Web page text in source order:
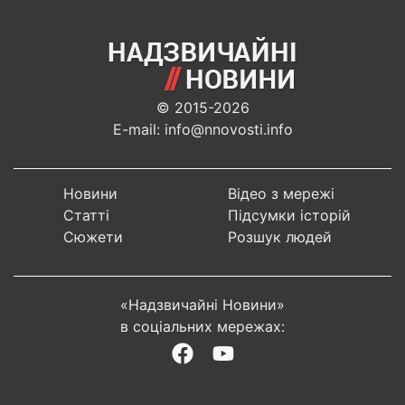
© 2015-2026
E-mail: info@nnovosti.info
Новини
Статті
Сюжети
Відео з мережі
Підсумки історій
Розшук людей
«Надзвичайні Новини»
в соціальних мережах: